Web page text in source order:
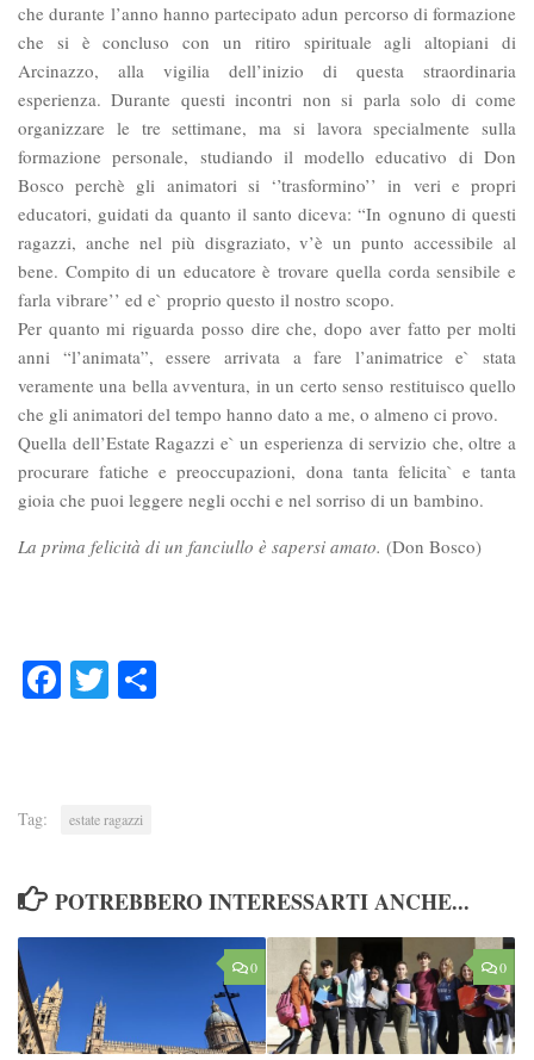
che durante l’anno hanno partecipato adun percorso di formazione
che si è concluso con un ritiro spirituale agli altopiani di
Arcinazzo, alla vigilia dell’inizio di questa straordinaria
esperienza. Durante questi incontri non si parla solo di come
organizzare le tre settimane, ma si lavora specialmente sulla
formazione personale, studiando il modello educativo di Don
Bosco perchè gli animatori si ‘’trasformino’’ in veri e propri
educatori, guidati da quanto il santo diceva: “In ognuno di questi
ragazzi, anche nel più disgraziato, v’è un punto accessibile al
bene. Compito di un educatore è trovare quella corda sensibile e
farla vibrare’’ ed e` proprio questo il nostro scopo.
Per quanto mi riguarda posso dire che, dopo aver fatto per molti
anni “l’animata”, essere arrivata a fare l’animatrice e` stata
veramente una bella avventura, in un certo senso restituisco quello
che gli animatori del tempo hanno dato a me, o almeno ci provo.
Quella dell’Estate Ragazzi e` un esperienza di servizio che, oltre a
procurare fatiche e preoccupazioni, dona tanta felicita` e tanta
gioia che puoi leggere negli occhi e nel sorriso di un bambino.
La prima felicità di un fanciullo è sapersi amato. (Don Bosco)
FacebookTwitter
Tag: estate ragazzi
POTREBBERO INTERESSARTI ANCHE...
0 0